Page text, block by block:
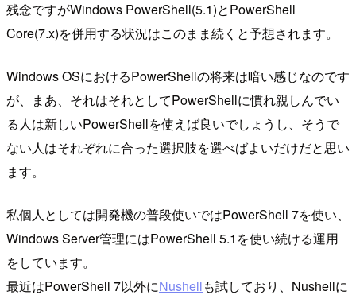
残念ですがWindows PowerShell(5.1)とPowerShell
Core(7.x)を併用する状況はこのまま続くと予想されます。
Windows OSにおけるPowerShellの将来は暗い感じなのです
が、まあ、それはそれとしてPowerShellに慣れ親しんでい
る人は新しいPowerShellを使えば良いでしょうし、そうで
ない人はそれぞれに合った選択肢を選べばよいだけだと思い
ます。
私個人としては開発機の普段使いではPowerShell 7を使い、
Windows Server管理にはPowerShell 5.1を使い続ける運用
をしています。
最近はPowerShell 7以外にNushellも試しており、Nushellに